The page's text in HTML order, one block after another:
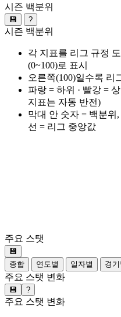
시즌 백분위
💾 ?
시즌 백분위
각 지표를 리그 규정
(0~100)로 표시
오른쪽(100)일수록 리
파랑 = 하위 · 빨강 =
지표는 자동 반전)
막대 안 숫자 = 백분위
선 = 리그 중앙값
주요 스탯
💾
종합
연도별 일자별 경기
주요 스탯 변화
💾 ?
주요 스탯 변화